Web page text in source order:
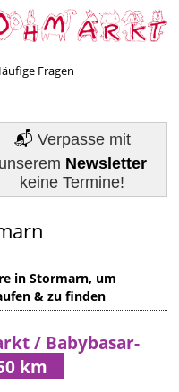
Fragen
📬 Verpasse mit
unserem Newsletter
keine Termine!
in Stormarn, um
& zu finden
/ Babybasar-